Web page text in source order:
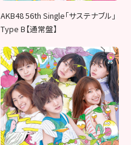
AKB48 56th Single「サステナブル」
Type B【通常盤】